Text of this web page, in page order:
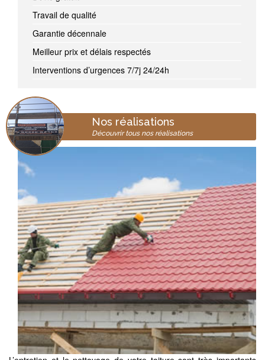
Travail de qualité
Garantie décennale
Meilleur prix et délais respectés
Interventions d’urgences 7/7j 24/24h
Nos réalisations
Découvrir tous nos réalisations